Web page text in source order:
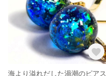
海より溢れだした渦潮のピアス